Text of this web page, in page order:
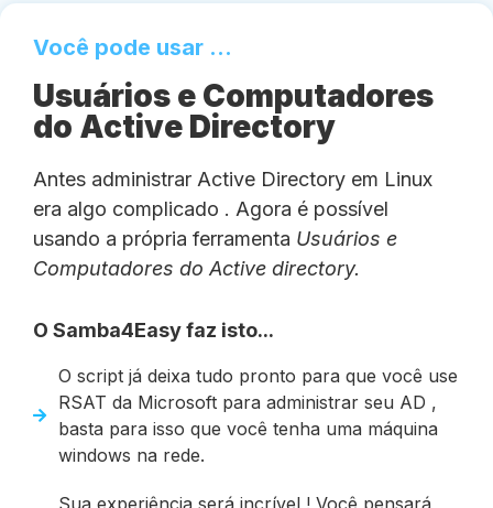
Você pode usar ...
Usuários e Computadores
do Active Directory
Antes administrar Active Directory em Linux
era algo complicado . Agora é possível
usando a própria ferramenta Usuários e
Computadores do Active directory.
O Samba4Easy faz isto...
O script já deixa tudo pronto para que você use
RSAT da Microsoft para administrar seu AD ,
basta para isso que você tenha uma máquina
windows na rede.